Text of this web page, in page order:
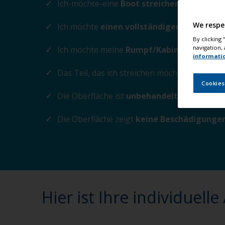
Ich-möchte-eine Boot streichenändern
Ich möchte einen vollständigen Anstrich
Ich möchte meine Rumpf/Kabine/
Das Teil, das ich streichen möchte, ist aus
Die Oberfläche ist unbehandelt ändern
Die Oberfläche zeigt keine
Hier ist Ihre
We
By clicking
navigation,